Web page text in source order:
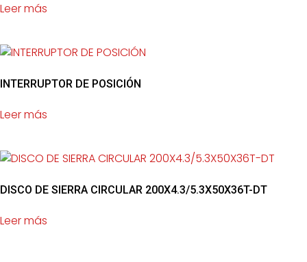
Leer más
INTERRUPTOR DE POSICIÓN
Leer más
DISCO DE SIERRA CIRCULAR 200X4.3/5.3X50X36T-DT
Leer más